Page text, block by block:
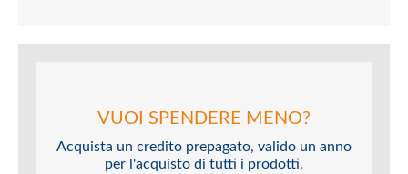
VUOI SPENDERE MENO?
Acquista un credito prepagato, valido un anno
per l'acquisto di tutti i prodotti.